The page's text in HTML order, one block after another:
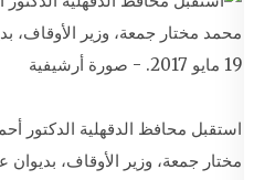
استقبل محافظ الدقهلية الدكتور